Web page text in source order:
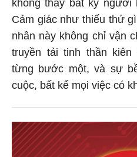
không thấy bất kỳ người
Cảm giác như thiếu thứ
nhân này không chỉ vận
truyền tải tinh thần
từng bước một, và sự
cuộc, bất kể mọi việc có